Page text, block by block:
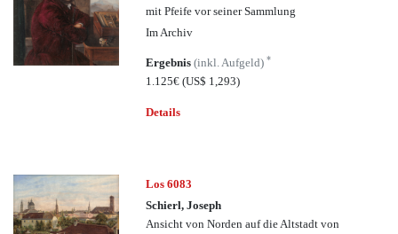
mit Pfeife vor seiner Sammlung
Im Archiv
Ergebnis(inkl. Aufgeld)*
1.125€(US$ 1,293)
Details
Los 6083
Schierl, Joseph
Ansicht von Norden auf die Altstadt von